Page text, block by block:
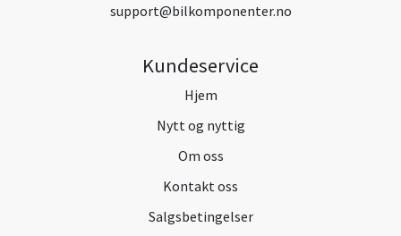
support@bilkomponenter.no
Kundeservice
Hjem
Nytt og nyttig
Om oss
Kontakt oss
Salgsbetingelser